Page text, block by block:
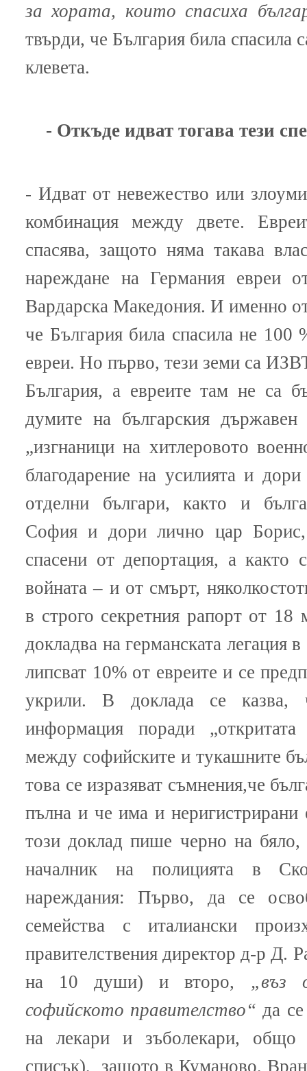
за хората, които спасиха
твърди, че България била спасила
клевета.
- Откъде идват тогава тези
- Идват от невежество или
комбинация между двете.
спасява, защото няма такава
нареждане на Германия евреи
Вардарска Македония. И именно
че България била спасила не 100
евреи. Но първо, тези земи са
България, а евреите там не са
думите на българския
„изгнаници на хитлеровото
благодарение на усилията и
отделни българи, както и
София и дори лично цар
спасени от депортация, а както
войната – и от смърт,
в строго секретния рапорт от
докладва на германската
липсват 10% от евреите и се
укрили. В доклада се казва,
информация поради
между софийските и тукашните
това се изразяват съмнения,че
пълна и че има и
този доклад пише черно на бяло,
началник на полицията в
нареждания: Първо, да се
семейства с италиански
правителствения директор д-р Д.
на 10 души) и второ,
„въз
софийското правителство“ да
на лекари и зъболекари,
списък), защото в Куманово,